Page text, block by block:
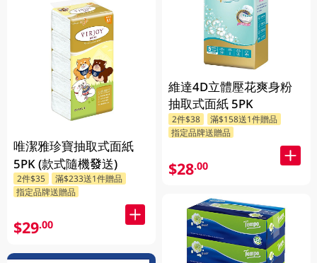
唯潔雅珍寶抽取式面紙
5PK (款式隨機發送)
2件$35
滿$233送1件贈品
指定品牌送贈品
$29.00
維達4D立體壓花爽身粉
抽取式面紙 5PK
2件$38
滿$158送1件贈品
指定品牌送贈品
$28.00